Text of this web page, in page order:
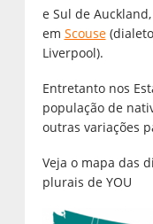
e Sul de
em Scouse
Liverpool).
Entretanto nos
população de
outras variações
Veja o mapa das
plurais de YOU